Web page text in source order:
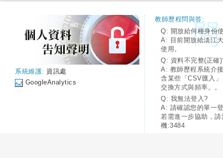
系統維護: 資訊處
GoogleAnalytics
教師歷程問與答:
Q: 開放給何種身份
A: 目前開放給淡江
使用。
Q: 資料不完整(正確
A: 教師歷程系統介
含某些「CSV匯入
交換方式與頻率。。
Q: 我無法登入?
A: 請確認您的單一
若需進一步協助，
機:3484